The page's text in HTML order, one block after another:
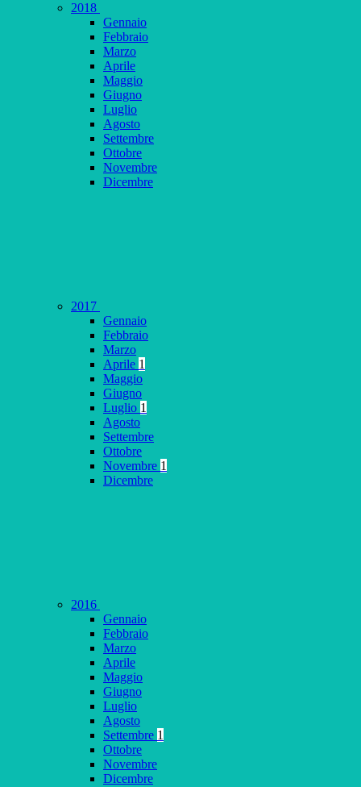
2018
Gennaio
Febbraio
Marzo
Aprile
Maggio
Giugno
Luglio
Agosto
Settembre
Ottobre
Novembre
Dicembre
2017
Gennaio
Febbraio
Marzo
Aprile 1
Maggio
Giugno
Luglio 1
Agosto
Settembre
Ottobre
Novembre 1
Dicembre
2016
Gennaio
Febbraio
Marzo
Aprile
Maggio
Giugno
Luglio
Agosto
Settembre 1
Ottobre
Novembre
Dicembre